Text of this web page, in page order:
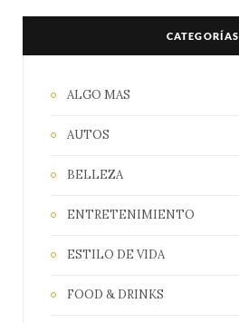
CATEGORÍAS
ALGO MAS
AUTOS
BELLEZA
ENTRETENIMIENTO
ESTILO DE VIDA
FOOD & DRINKS